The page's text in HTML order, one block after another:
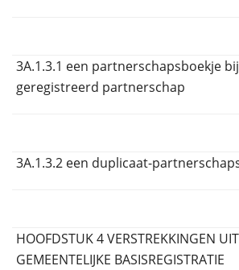
3A.1.3.1 een partnerschapsboekje
geregistreerd partnerschap
3A.1.3.2 een duplicaat-
HOOFDSTUK 4 VERSTREKKINGEN
GEMEENTELIJKE BASISREGISTRATIE